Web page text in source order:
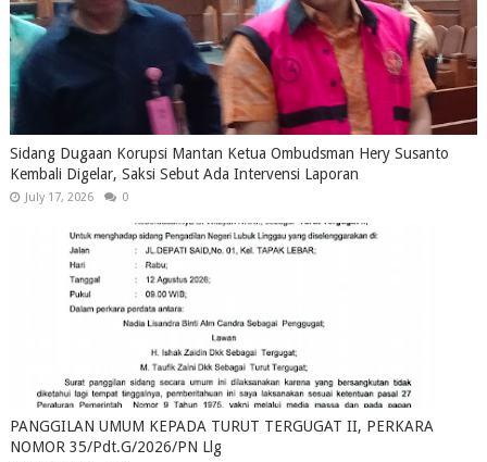
Sidang Dugaan Korupsi Mantan Ketua Ombudsman Hery Susanto
Kembali Digelar, Saksi Sebut Ada Intervensi Laporan
July 17, 2026 0
PANGGILAN UMUM KEPADA TURUT TERGUGAT II, PERKARA
NOMOR 35/Pdt.G/2026/PN Llg